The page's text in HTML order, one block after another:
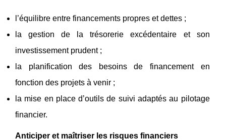
l’équilibre entre financements propres et dettes ;
la gestion de la trésorerie excédentaire et son
investissement prudent ;
la planification des besoins de financement en
fonction des projets à venir ;
la mise en place d’outils de suivi adaptés au pilotage
financier.
Anticiper et maîtriser les risques financiers